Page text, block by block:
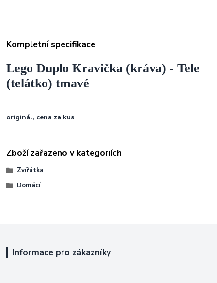
Kompletní specifikace
Lego Duplo Kravička (kráva) - Tele
(telátko) tmavé
originál, cena za kus
Zboží zařazeno v kategoriích
Zvířátka
Domácí
Informace pro zákazníky